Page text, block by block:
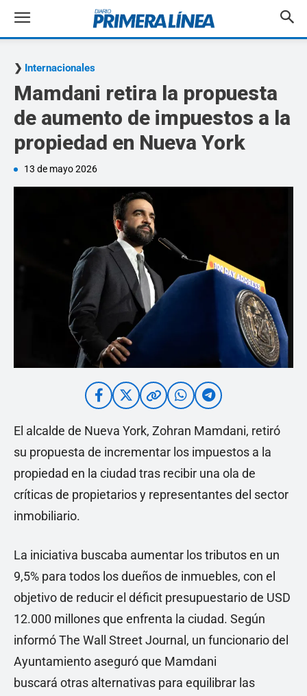
Internacionales
Mamdani retira la propuesta
de aumento de impuestos a la
propiedad en Nueva York
13 de mayo 2026
El alcalde de Nueva York, Zohran Mamdani, retiró
su propuesta de incrementar los impuestos a la
propiedad en la ciudad tras recibir una ola de
críticas de propietarios y representantes del sector
inmobiliario.
La iniciativa buscaba aumentar los tributos en un
9,5% para todos los dueños de inmuebles, con el
objetivo de reducir el déficit presupuestario de USD
12.000 millones que enfrenta la ciudad. Según
informó The Wall Street Journal, un funcionario del
Ayuntamiento aseguró que Mamdani
buscará otras alternativas para equilibrar las